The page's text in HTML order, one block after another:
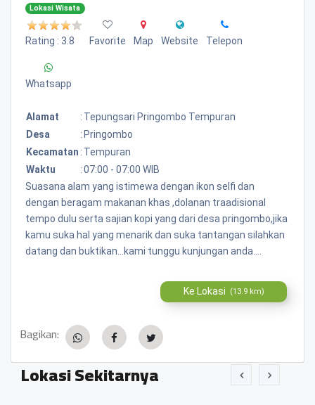
Lokasi Wisata
Rating : 3.8 Favorite Map Website Telepon
Whatsapp
Alamat : Tepungsari Pringombo Tempuran
Desa
: Pringombo
Kecamatan : Tempuran
Waktu
:07:00 - 07:00 WIB
Suasana alam yang istimewa dengan ikon selfi dan
dengan beragam makanan khas ,dolanan traadisional
tempo dulu serta sajian kopi yang dari desa pringombo,jika
kamu suka hal yang menarik dan suka tantangan silahkan
datang dan buktikan...kami tunggu kunjungan anda....
Ke Lokasi (13.9 km)
Bagikan:
Lokasi Sekitarnya